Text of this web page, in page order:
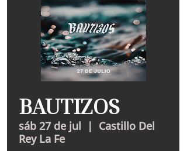
BAUTIZOS
sáb 27 de jul
  |
Castillo Del
Rey La Fe